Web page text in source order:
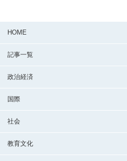
HOME
記事一覧
政治経済
国際
社会
教育文化